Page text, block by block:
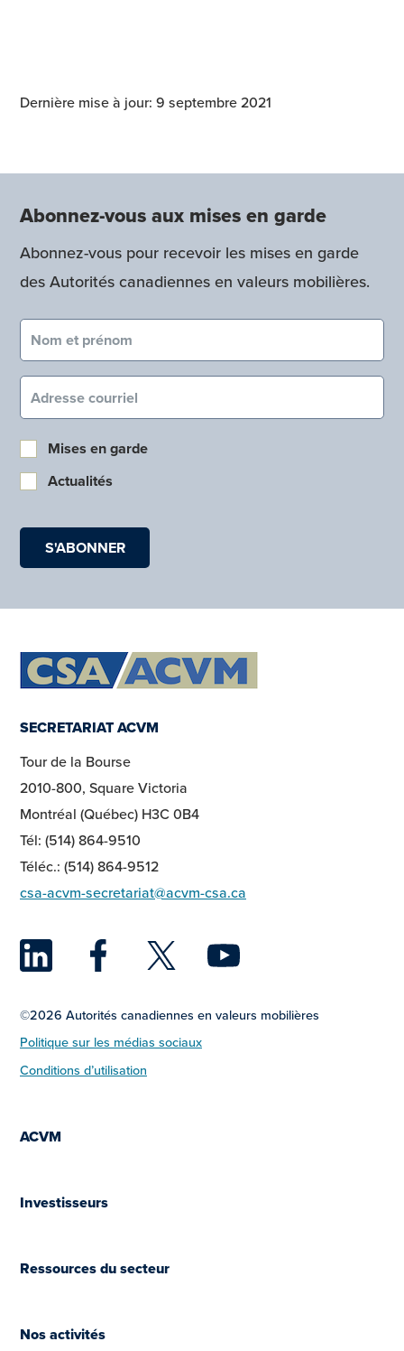
Dernière mise à jour: 9 septembre 2021
Abonnez-vous aux mises en garde
Abonnez-vous pour recevoir les mises en garde
des Autorités canadiennes en valeurs mobilières.
Nom et prénom (obligatoire)
Courriel (obligatoire)
Mises en garde
Actualités
SECRETARIAT ACVM
Tour de la Bourse
2010-800, Square Victoria
Montréal (Québec) H3C 0B4
Tél: (514) 864-9510
Téléc.: (514) 864-9512
csa-acvm-secretariat@acvm-csa.ca
LinkedIn
Facebook
Twitter
©2026 Autorités canadiennes en valeurs mobilières
Politique sur les médias sociaux
Conditions d’utilisation
ACVM
Investisseurs
Ressources du secteur
Nos activités